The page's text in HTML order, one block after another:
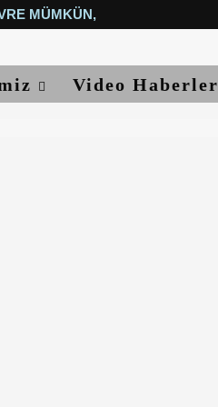
MÜMKÜN, YETER...
Video Haberler